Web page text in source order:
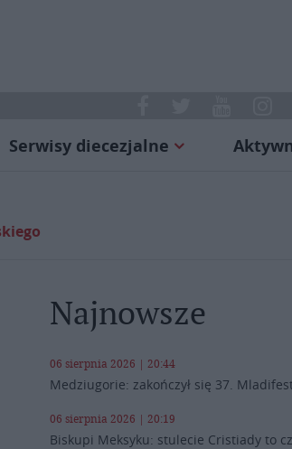
Serwisy diecezjalne
Najnowsze
06 sierpnia 2026 | 20:44
Medziugorie: zakończył się 37.
06 sierpnia 2026 | 20:19
Biskupi Meksyku: stulecie Cristiady to